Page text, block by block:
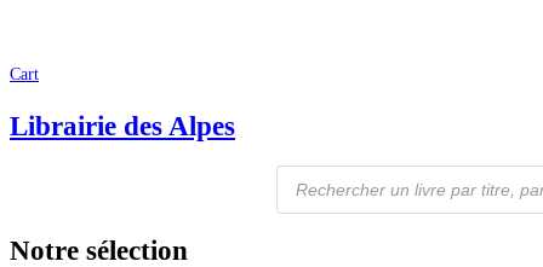
Cart
Librairie des Alpes
Recherche
Notre sélection